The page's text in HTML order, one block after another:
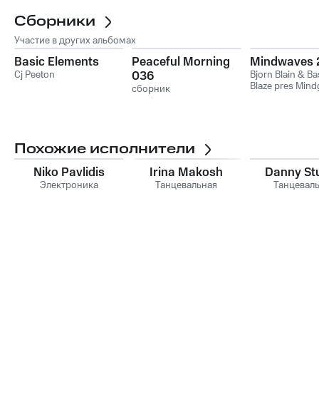
Сборники
Участие в других альбомах
Basic Elements
Cj Peeton
Peaceful Morning
036
сборник
Mindwaves
Bjorn Blain &
Blaze pres
Похожие исполнители
Niko Pavlidis
Электроника
Irina Makosh
Танцевальная
Danny